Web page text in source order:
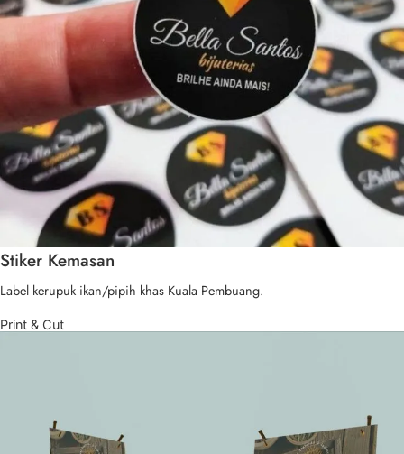
Stiker Kemasan
Label kerupuk ikan/pipih khas Kuala Pembuang.
Print & Cut